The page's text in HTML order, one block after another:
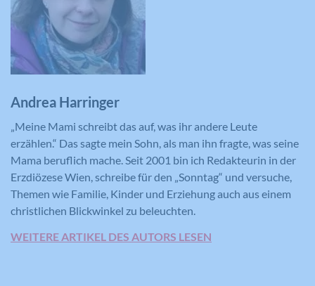
Andrea Harringer
„Meine Mami schreibt das auf, was ihr andere Leute
erzählen.“ Das sagte mein Sohn, als man ihn fragte, was seine
Mama beruflich mache. Seit 2001 bin ich Redakteurin in der
Erzdiözese Wien, schreibe für den „Sonntag“ und versuche,
Themen wie Familie, Kinder und Erziehung auch aus einem
christlichen Blickwinkel zu beleuchten.
WEITERE ARTIKEL DES AUTORS LESEN